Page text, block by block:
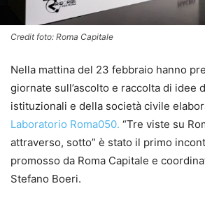
Credit foto: Roma Capitale
Nella mattina del 23 febbraio hanno
giornate sull’ascolto e raccolta di idee
istituzionali e della società civile
Laboratorio Roma050. “Tre viste su
attraverso, sotto” è stato il primo
promosso da Roma Capitale e
Stefano Boeri.